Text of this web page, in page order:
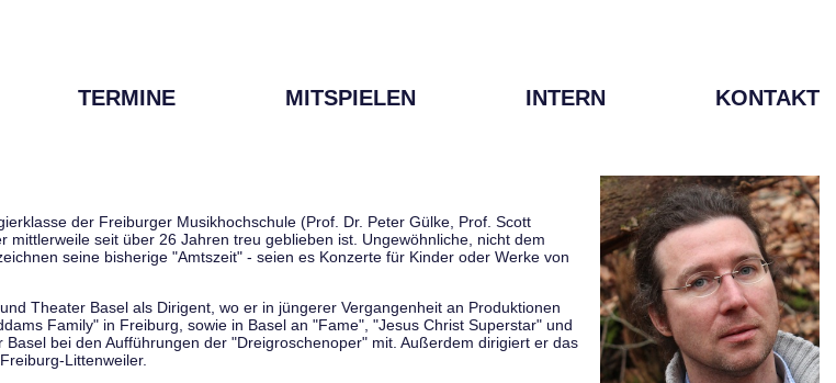
TERMINE MITSPIELEN INTERN KONTAKT
der Freiburger Musikhochschule (Prof. Dr. Peter Gülke, Prof. Scott
seit über 26 Jahren treu geblieben ist. Ungewöhnliche, nicht dem
seine bisherige "Amtszeit" - seien es Konzerte für Kinder oder Werke von
Theater Basel als Dirigent, wo er in jüngerer Vergangenheit an Produktionen
Family" in Freiburg, sowie in Basel an "Fame", "Jesus Christ Superstar" und
bei den Aufführungen der "Dreigroschenoper" mit. Außerdem dirigiert er das
Littenweiler.